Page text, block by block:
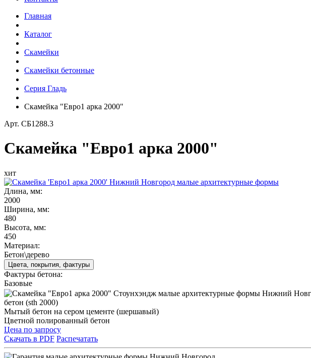
Главная
Каталог
Скамейки
Скамейки бетонные
Серия Гладь
Скамейка "Евро1 арка 2000"
Арт. СБ1288.3
Скамейка "Евро1 арка 2000"
хит
Длина, мм:
2000
Ширина, мм:
480
Высота, мм:
450
Материал:
Бетон\дерево
Цвета, покрытия, фактуры
Фактуры бетона:
Базовые
бетон (sth 2000)
Мытый бетон на сером цементе (шершавый)
Цветной полированный бетон
Цена по запросу
Скачать в PDF Распечатать